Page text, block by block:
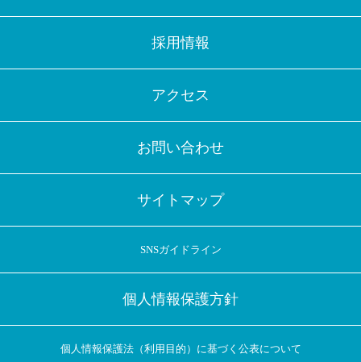
採用情報
アクセス
お問い合わせ
サイトマップ
SNSガイドライン
個人情報保護方針
個人情報保護法（利用目的）に基づく公表について